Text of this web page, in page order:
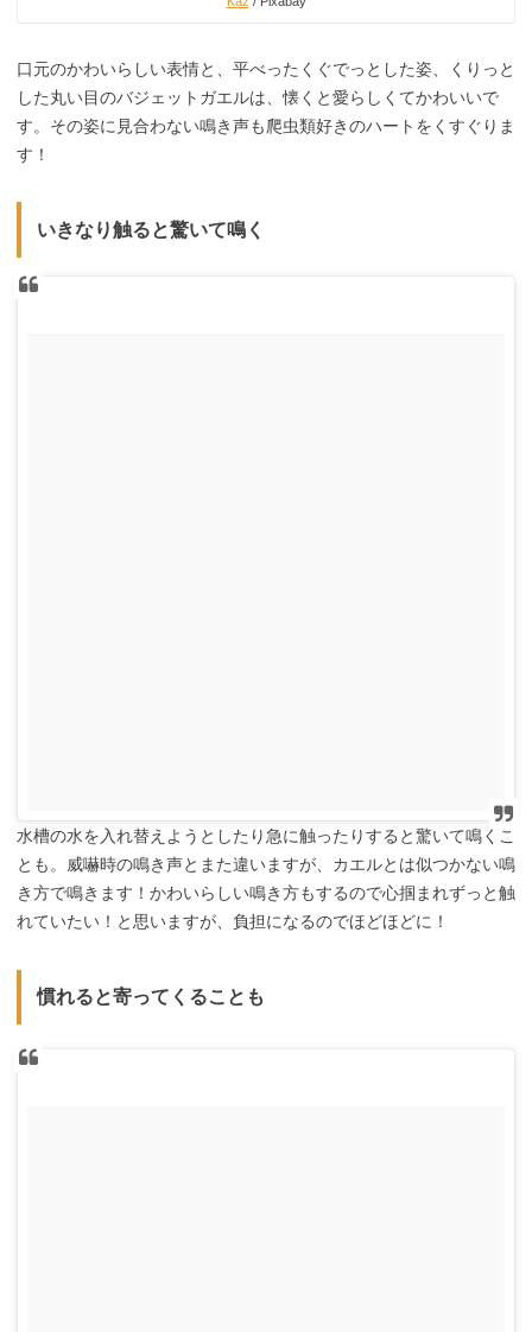
口元のかわいらしい表情と、平べったくぐでっとした姿、くりっと
した丸い目のバジェットガエルは、懐くと愛らしくてかわいいで
す。その姿に見合わない鳴き声も爬虫類好きのハートをくすぐりま
す！
いきなり触ると驚いて鳴く
水槽の水を入れ替えようとしたり急に触ったりすると驚いて鳴くこ
とも。威嚇時の鳴き声とまた違いますが、カエルとは似つかない鳴
き方で鳴きます！かわいらしい鳴き方もするので心掴まれずっと触
れていたい！と思いますが、負担になるのでほどほどに！
慣れると寄ってくることも